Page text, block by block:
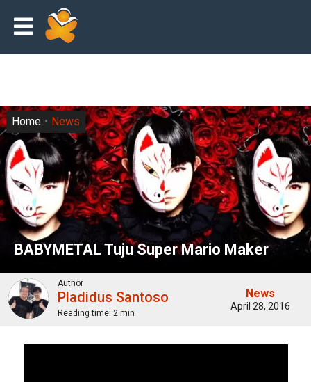
BABYMETAL Tuju Super Mario Maker
Home News
Author
Pladidus Santoso
Reading time: 2 min
News
April 28, 2016